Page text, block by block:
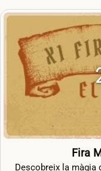
Fira
Descobreix la màgia